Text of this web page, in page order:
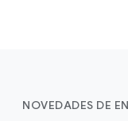
NOVEDADES DE